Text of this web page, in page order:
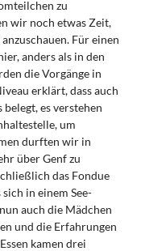
zu
wir noch etwas Zeit,
Für einen
anders als in den
die Vorgänge in
erklärt, dass auch
es verstehen
um
durften wir in
über Genf zu
das Fondue
in einem See-
auch die Mädchen
und die Erfahrungen
kamen drei